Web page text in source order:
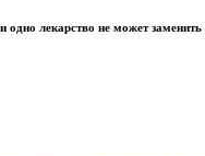
лекарство не может